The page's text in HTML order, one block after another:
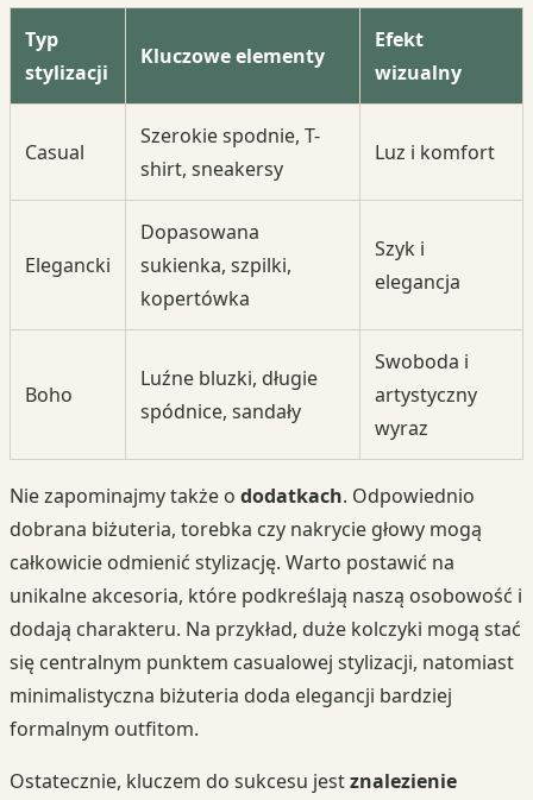
Typ
stylizacji
Kluczowe elementy
Efekt
wizualny
Casual
Szerokie spodnie, T-
shirt, sneakersy
Luz i komfort
Elegancki
Dopasowana
sukienka, szpilki,
kopertówka
Szyk i
elegancja
Boho
Luźne bluzki, długie
spódnice, sandały
Swoboda i
artystyczny
wyraz
Nie zapominajmy także o dodatkach. Odpowiednio
dobrana biżuteria, torebka czy nakrycie głowy mogą
całkowicie odmienić stylizację. Warto postawić na
unikalne akcesoria, które podkreślają naszą osobowość i
dodają charakteru. Na przykład, duże kolczyki mogą stać
się centralnym punktem casualowej stylizacji, natomiast
minimalistyczna biżuteria doda elegancji bardziej
formalnym outfitom.
Ostatecznie, kluczem do sukcesu jestznalezienie